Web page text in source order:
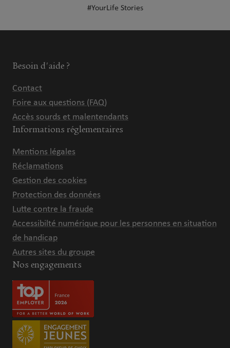
#YourLife Stories
Besoin d'aide ?
Contact
Foire aux questions (FAQ)
Accès sourds et malentendants
Informations réglementaires
Mentions légales
Réclamations
Gestion des cookies
Protection des données
Lutte contre la fraude
Accessibilté numérique pour les personnes en situation
de handicap
Autres sites du groupe
Nos engagements